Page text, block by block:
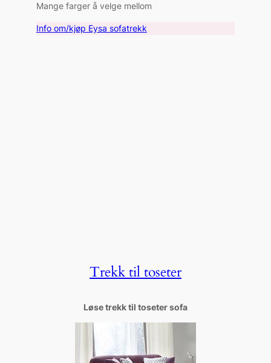
Mange farger å velge mellom
Info om/kjøp Eysa sofatrekk
Trekk til toseter
Løse trekk til toseter sofa